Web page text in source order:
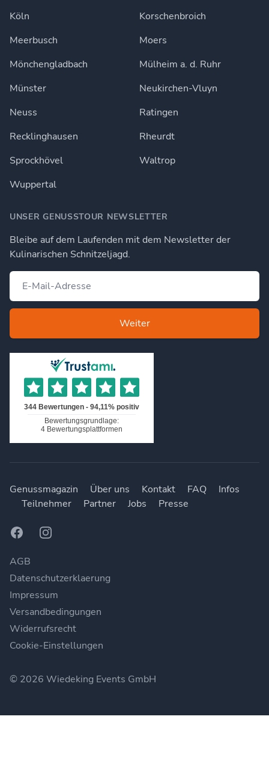
Köln
Korschenbroich
Meerbusch
Moers
Mönchengladbach
Mülheim a. d. Ruhr
Münster
Neukirchen-Vluyn
Neuss
Ratingen
Recklinghausen
Rheurdt
Sprockhövel
Waltrop
Wuppertal
UNSER GENUSSTOUR NEWSLETTER
Bleibe auf dem Laufenden mit dem Newsletter der
Kulinarischen Schnitzeljagd.
Weiter
Genussmagazin Über uns Kontakt FAQ
Infos
Teilnehmer
Partner Jobs Presse
FacebookInstagram
AGB
Datenschutzerklaerung
Impressum
Versandbedingungen
Widerrufsrecht
Cookie-Einstellungen
© 2026 Wiedeking Events GmbH